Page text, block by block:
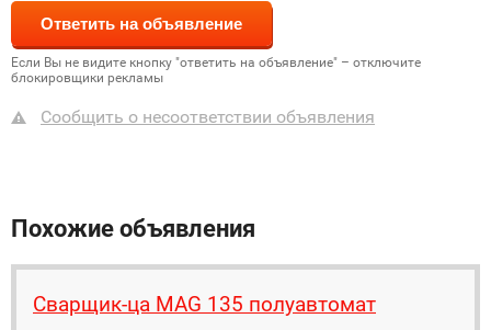
Если Вы не видите кнопку "ответить на объявление" – отключите
блокировщики рекламы
Сообщить о несоответствии объявления
Похожие объявления
Сварщик-ца MAG 135 полуавтомат